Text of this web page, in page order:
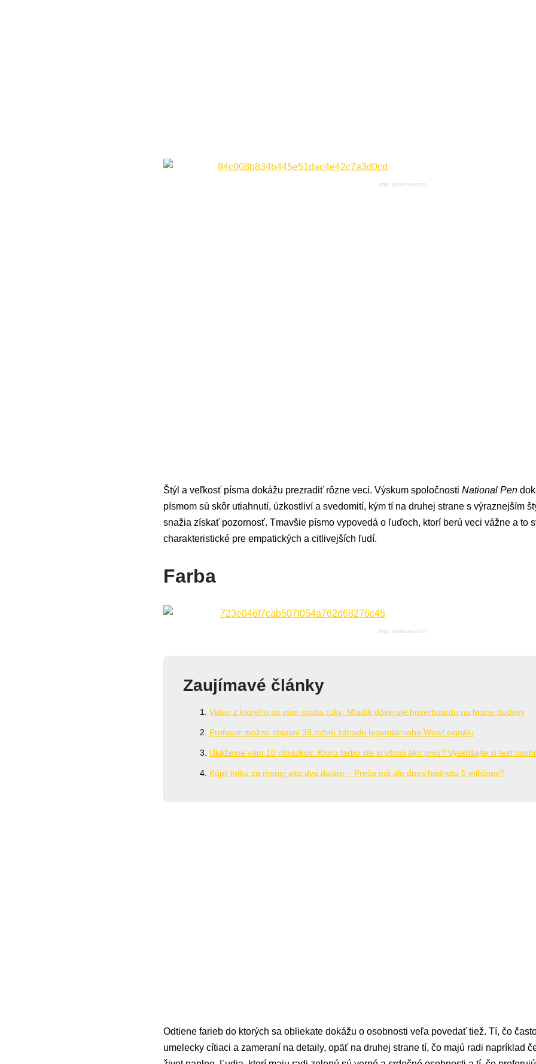
img: pixabay.com
Štýl a veľkosť písma dokážu prezradiť rôzne veci. Výskum spoločnosti National Pen
písmom sú skôr utiahnutí, úzkostliví a svedomití, kým tí na druhej strane s výraznejším
snažia získať pozornosť. Tmavšie písmo vypovedá o ľuďoch, ktorí berú veci vážne a to
charakteristické pre empatických a citlivejších ľudí.
Farba
img: pixabay.com
Zaujímavé články
Video z ktorého sa vám spotia ruky: Mladík dôveruje hoverboardu na hrane budovy
Profesor možno objasní 39 ročnú záhadu legendárneho Wow! signálu
Ukážeme vám 10 obrázkov: Ktorú farbu ste si všimli ako prvú? Vyskúšajte si test
Kúpil fotku za menej ako dva doláre – Prečo má ale dnes hodnotu 5 miliónov?
Odtiene farieb do ktorých sa obliekate dokážu o osobnosti veľa povedať tiež. Tí, čo
umelecky cítiaci a zameraní na detaily, opäť na druhej strane tí, čo majú radi napríklad